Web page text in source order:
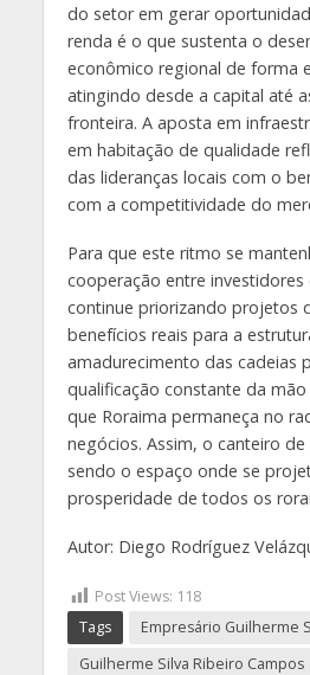
do setor em gerar
renda é o que sustenta o
econômico regional de forma
atingindo desde a capital até
fronteira. A aposta em
em habitação de qualidade
das lideranças locais com o
com a competitividade do
Para que este ritmo se
cooperação entre
continue priorizando projetos
benefícios reais para a
amadurecimento das cadeias
qualificação constante da
que Roraima permaneça no
negócios. Assim, o canteiro
sendo o espaço onde se
prosperidade de todos os
Autor: Diego Rodríguez
Post Views: 118
Tags
Empresário Guilherme
Guilherme Silva Ribeiro Campos